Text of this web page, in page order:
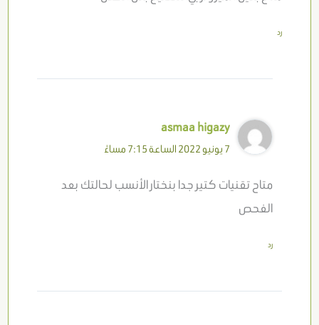
رد
asmaa higazy
7 يونيو 2022 الساعة 7:15 مساءً
متاح تقنيات كتير جدا بنختار الأنسب لحالتك بعد
الفحص
رد